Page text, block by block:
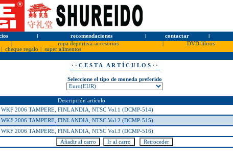
l recomendaciones l contactar l
ropa deportiva-accesorios DVD-libros
cheque regalo
super alimentos
· · C E S T A A R T Í C U L O S · ·
Seleccione el tipo de moneda preferido
Descripción artículo
2006 TAMPERE, FINLANDIA, NTSC Vol.1 (DCMP-514)
2006 TAMPERE, FINLANDIA, NTSC Vol.2 (DCMP-515)
2006 TAMPERE, FINLANDIA, NTSC Vol.3 (DCMP-516)